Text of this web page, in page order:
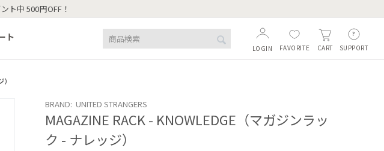
ト中 500円OFF！
ト
SUPPORT
CART
FAVORITE
LOGIN
BRAND: UNITED STRANGERS
MAGAZINE RACK - KNOWLEDGE（マガジンラッ
ク - ナレッジ）